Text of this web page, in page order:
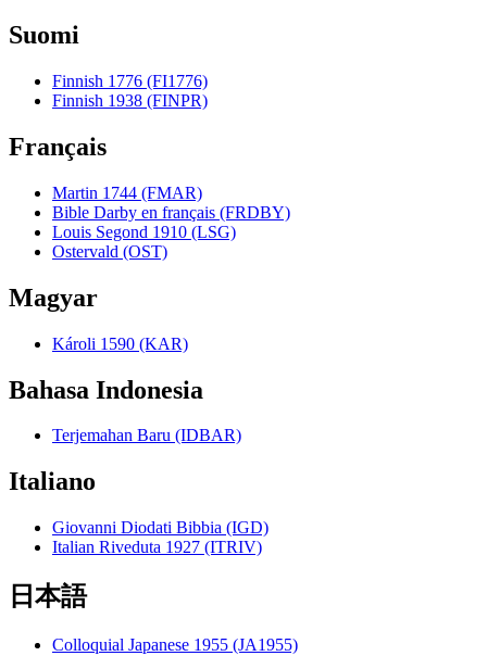
Suomi
Finnish 1776 (FI1776)
Finnish 1938 (FINPR)
Français
Martin 1744 (FMAR)
Bible Darby en français (FRDBY)
Louis Segond 1910 (LSG)
Ostervald (OST)
Magyar
Károli 1590 (KAR)
Bahasa Indonesia
Terjemahan Baru (IDBAR)
Italiano
Giovanni Diodati Bibbia (IGD)
Italian Riveduta 1927 (ITRIV)
日本語
Colloquial Japanese 1955 (JA1955)